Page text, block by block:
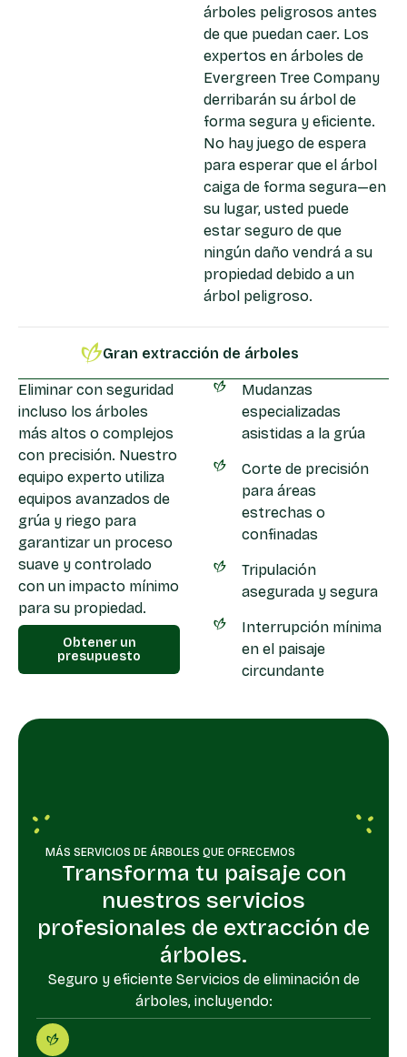
árboles peligrosos antes
de que puedan caer. Los
expertos en árboles de
Evergreen Tree Company
derribarán su árbol de
forma segura y eficiente.
No hay juego de espera
para esperar que el árbol
caiga de forma segura—en
su lugar, usted puede
estar seguro de que
ningún daño vendrá a su
propiedad debido a un
árbol peligroso.
Gran extracción de árboles
Eliminar con seguridad
incluso los árboles
más altos o complejos
con precisión. Nuestro
equipo experto utiliza
equipos avanzados de
grúa y riego para
garantizar un proceso
suave y controlado
con un impacto mínimo
para su propiedad.
Obtener un
presupuesto
Mudanzas
especializadas
asistidas a la grúa
Corte de precisión
para áreas
estrechas o
confinadas
Tripulación
asegurada y segura
Interrupción mínima
en el paisaje
circundante
MÁS SERVICIOS DE ÁRBOLES QUE OFRECEMOS
Transforma tu paisaje con
nuestros servicios
profesionales de extracción de
árboles.
Seguro y eficiente Servicios de eliminación de
árboles, incluyendo: